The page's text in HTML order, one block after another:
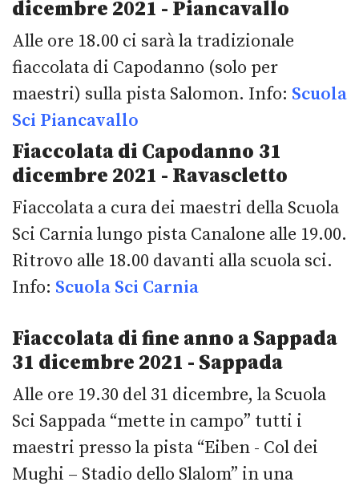
dicembre 2021 - Piancavallo
Alle ore 18.00 ci sarà la tradizionale
fiaccolata di Capodanno (solo per
maestri) sulla pista Salomon. Info: Scuola
Sci Piancavallo
Fiaccolata di Capodanno 31
dicembre 2021 - Ravascletto
Fiaccolata a cura dei maestri della Scuola
Sci Carnia lungo pista Canalone alle 19.00.
Ritrovo alle 18.00 davanti alla scuola sci.
Info: Scuola Sci Carnia
Fiaccolata di fine anno a Sappada
31 dicembre 2021 - Sappada
Alle ore 19.30 del 31 dicembre, la Scuola
Sci Sappada “mette in campo” tutti i
maestri presso la pista “Eiben - Col dei
Mughi – Stadio dello Slalom” in una